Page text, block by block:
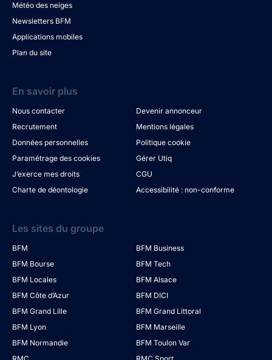
Météo des neiges
Newsletters BFM
Applications mobiles
Plan du site
En savoir plus
Nous contacter
Devenir annonceur
Recrutement
Mentions légales
Données personnelles
Politique cookie
Paramétrage des cookies
Gérer Utiq
J’exerce mes droits
CGU
Charte de déontologie
Accessibilité : non-conforme
Les sites du groupe
BFM
BFM Business
BFM Bourse
BFM Tech
BFM Locales
BFM Alsace
BFM Côte d’Azur
BFM DICI
BFM Grand Lille
BFM Grand Littoral
BFM Lyon
BFM Marseille
BFM Normandie
BFM Toulon Var